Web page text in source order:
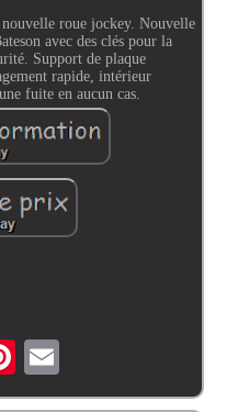
roue jockey. Nouvelle
avec des clés pour la
Support de plaque
rapide, intérieur
fuite en aucun cas.